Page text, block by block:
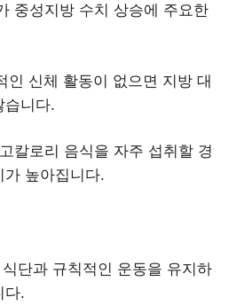
중성지방 수치 상승에 주요한
인 신체 활동이 없으면 지방 대
습니다.
칼로리 음식을 자주 섭취할 경
가 높아집니다.
단과 규칙적인 운동을 유지하
다.